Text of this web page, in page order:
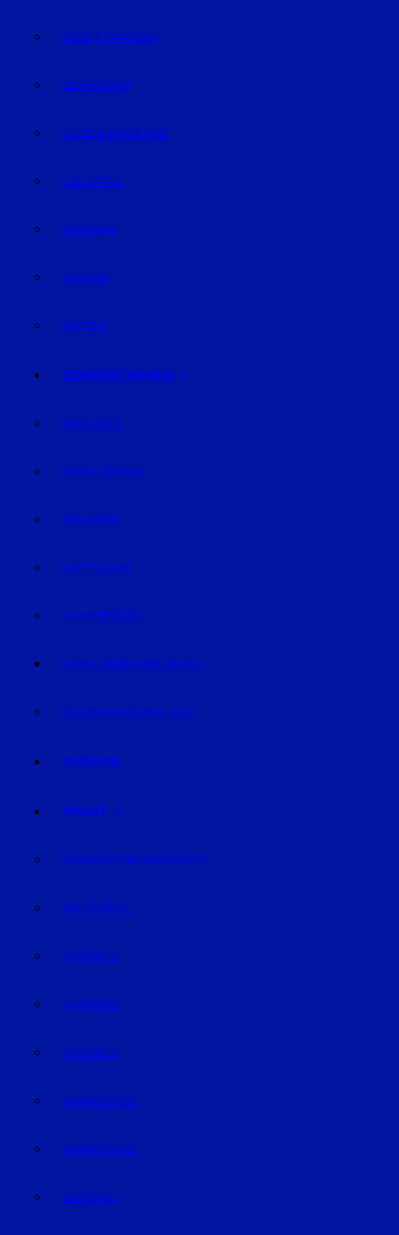
GELD & FINANZEN
GESUNDHEIT
REISE & ERHOLUNG
LIFE-STYLE
KARRIERE
TECHNIK
WETTER
SONDERTHEMEN
PODCASTS
KIDS & TEENIES
SENIOREN
KATZ & HUND
VALENTINSTAG
MEINE LIEBESERKLÄRUNG
BUNDESTAGSWAHL 2017
VEREINE
SPORT
EISHOCKEY/INLINEHOCKEY
VOLLEYBALL
FUSSBALL
HANDBALL
FOOTBALL
TRABRENNEN
KAMPFSPORT
SONSTIGE